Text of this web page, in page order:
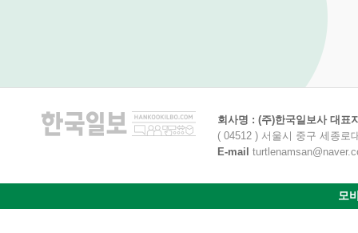
회사명 : (주)한국일보사 대표
( 04512 ) 서울시 중구 세종로
E-mail
모